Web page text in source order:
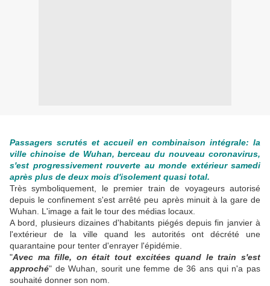
Passagers scrutés et accueil en combinaison intégrale: la
ville chinoise de Wuhan, berceau du nouveau coronavirus,
s'est progressivement rouverte au monde extérieur samedi
après plus de deux mois d'isolement quasi total.
Très symboliquement, le premier train de voyageurs autorisé
depuis le confinement s'est arrêté peu après minuit à la gare de
Wuhan. L'image a fait le tour des médias locaux.
A bord, plusieurs dizaines d'habitants piégés depuis fin janvier à
l'extérieur de la ville quand les autorités ont décrété une
quarantaine pour tenter d'enrayer l'épidémie.
"Avec ma fille, on était tout excitées quand le train s'est
approché" de Wuhan, sourit une femme de 36 ans qui n'a pas
souhaité donner son nom.